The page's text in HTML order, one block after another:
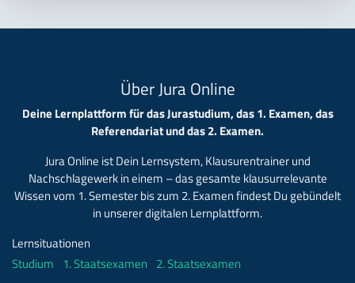
Über Jura Online
Deine Lernplattform für das Jurastudium, das 1. Examen, das
Referendariat und das 2. Examen.
Jura Online ist Dein Lernsystem, Klausurentrainer und
Nachschlagewerk in einem – das gesamte klausurrelevante
Wissen vom 1. Semester bis zum 2. Examen findest Du gebündelt
in unserer digitalen Lernplattform.
Lernsituationen
Studium 1. Staatsexamen 2. Staatsexamen